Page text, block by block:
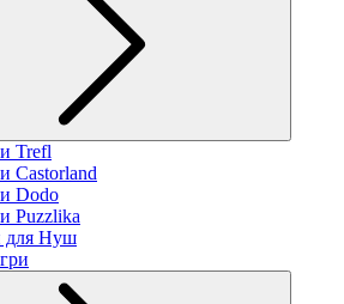
Trefl
Castorland
Dodo
Puzzlika
для Нуш